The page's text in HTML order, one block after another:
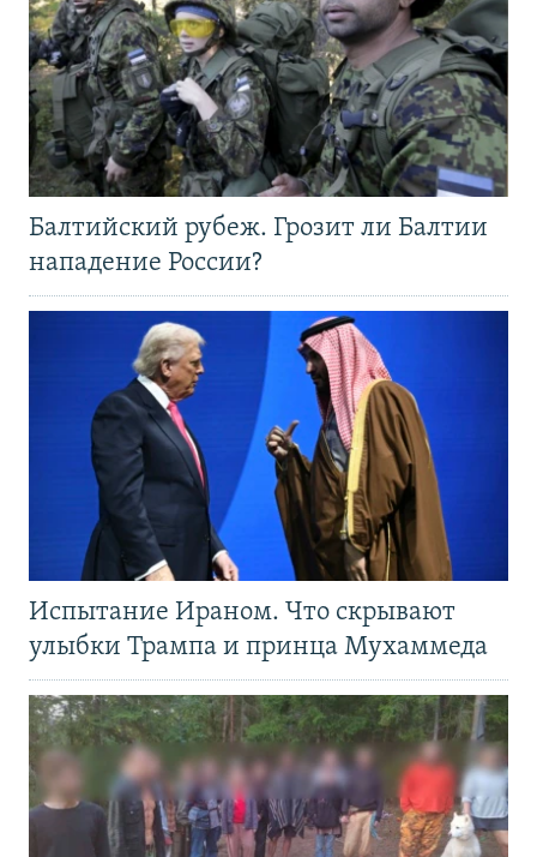
Балтийский рубеж. Грозит ли Балтии
нападение России?
Испытание Ираном. Что скрывают
улыбки Трампа и принца Мухаммеда